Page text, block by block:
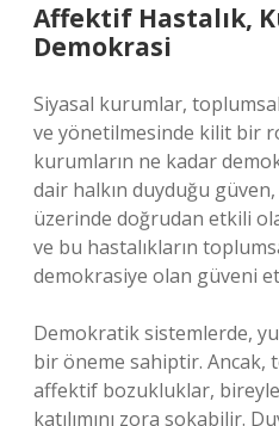
Affektif Hastalık,
Demokrasi
Siyasal kurumlar,
ve yönetilmesinde kilit bir
kurumların ne kadar
dair halkın duyduğu
üzerinde doğrudan etkili
ve bu hastalıkların
demokrasiye olan güveni
Demokratik sistemlerde,
bir öneme sahiptir. Ancak,
affektif bozukluklar,
katılımını zora sokabilir.